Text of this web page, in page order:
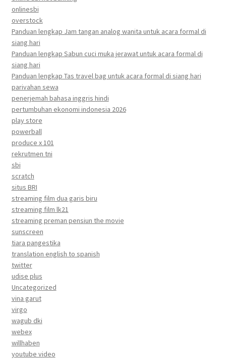
onlinesbi
overstock
Panduan lengkap Jam tangan analog wanita untuk acara formal di
siang hari
Panduan lengkap Sabun cuci muka jerawat untuk acara formal di
siang hari
Panduan lengkap Tas travel bag untuk acara formal di siang hari
parivahan sewa
penerjemah bahasa inggris hindi
pertumbuhan ekonomi indonesia 2026
play store
powerball
produce x 101
rekrutmen tni
sbi
scratch
situs BRI
streaming film dua garis biru
streaming film lk21
streaming preman pensiun the movie
sunscreen
tiara pangestika
translation english to spanish
twitter
udise plus
Uncategorized
vina garut
virgo
wagub dki
webex
willhaben
youtube video